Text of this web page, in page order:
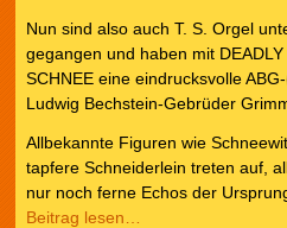
Nun sind also auch T. S. Orgel
gegangen und haben mit
SCHNEE eine eindrucksvolle
Ludwig Bechstein-Gebrüder
Allbekannte Figuren wie
tapfere Schneiderlein treten auf,
nur noch ferne Echos der
Beitrag lesen…